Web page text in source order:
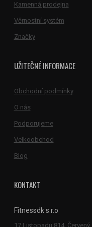
Kamenná prodejna
Věrnostní systém
Značky
UŽITEČNÉ INFORMACE
Obchodní podmínky
O nás
Podporujeme
Velkoobchod
Blog
KONTAKT
Fitnessdk s.r.o